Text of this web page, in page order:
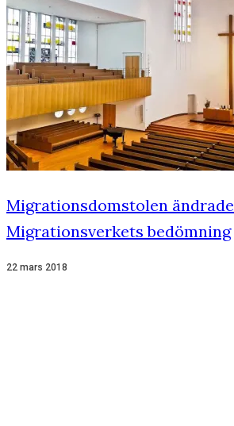
Migrationsdomstolen ändrade
Migrationsverkets bedömning
22 mars 2018